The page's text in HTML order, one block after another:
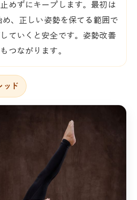
めずにキープします。最初は
、正しい姿勢を保てる範囲で
ていくと安全です。姿勢改善
つながります。
ッド